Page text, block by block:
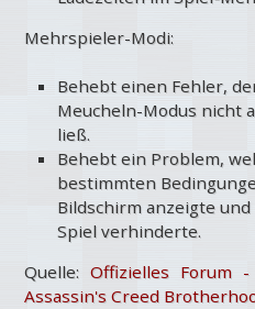
Mehrspieler-Modi:
Behebt einen Fehler,
Meucheln-Modus nicht
ließ.
Behebt ein Problem,
bestimmten
Bildschirm anzeigte
Spiel verhinderte.
Quelle:Offizielles Forum
Assassin's Creed